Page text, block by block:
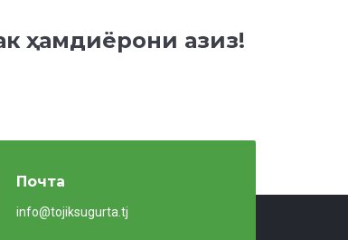
ҳамдиёрони азиз!
Почта
info@tojiksugurta.tj